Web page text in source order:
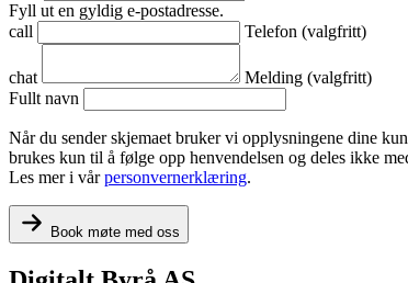
Fyll ut en gyldig e-postadresse.
call
Telefon (valgfritt)
chat Melding (valgfritt)
Fullt navn
Når du sender skjemaet bruker vi opplysningene dine
brukes kun til å følge opp henvendelsen og deles ikke
Les mer i vårpersonvernerklæring.
Book møte med oss